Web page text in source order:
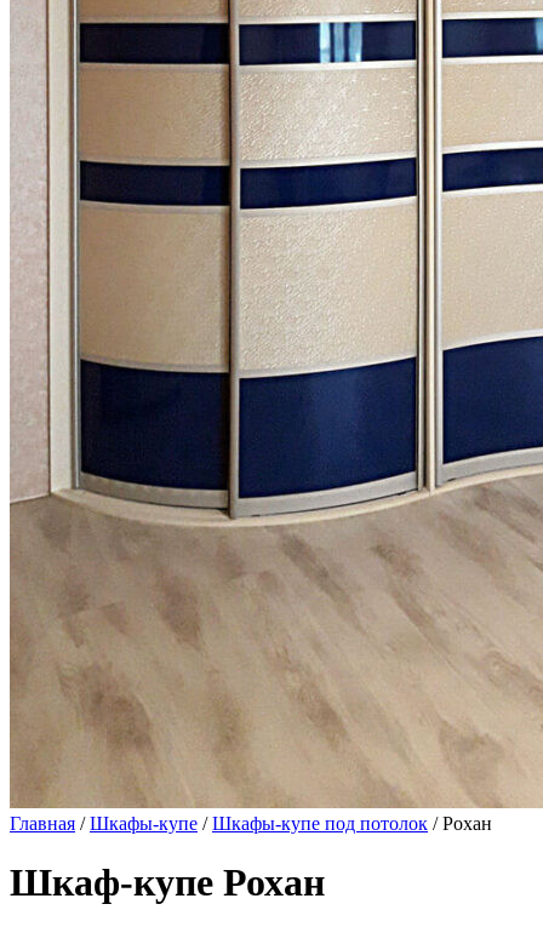
Главная /Шкафы-купе /Шкафы-купе под потолок / Рохан
Шкаф-купе Рохан